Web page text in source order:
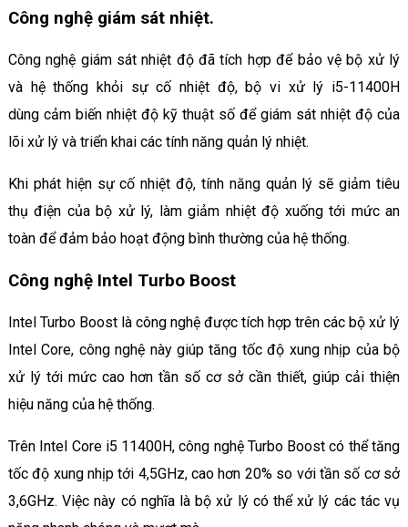
Công nghệ giám sát nhiệt.
Công nghệ giám sát nhiệt độ đã tích hợp để bảo vệ bộ xử lý
và hệ thống khỏi sự cố nhiệt độ, bộ vi xử lý i5-11400H
dùng cảm biến nhiệt độ kỹ thuật số để giám sát nhiệt độ của
lõi xử lý và triển khai các tính năng quản lý nhiệt.
Khi phát hiện sự cố nhiệt độ, tính năng quản lý sẽ giảm tiêu
thụ điện của bộ xử lý, làm giảm nhiệt độ xuống tới mức an
toàn để đảm bảo hoạt động bình thường của hệ thống.
Công nghệ Intel Turbo Boost
Intel Turbo Boost là công nghệ được tích hợp trên các bộ xử lý
Intel Core, công nghệ này giúp tăng tốc độ xung nhịp của bộ
xử lý tới mức cao hơn tần số cơ sở cần thiết, giúp cải thiện
hiệu năng của hệ thống.
Trên Intel Core i5 11400H, công nghệ Turbo Boost có thể tăng
tốc độ xung nhịp tới 4,5GHz, cao hơn 20% so với tần số cơ sở
3,6GHz. Việc này có nghĩa là bộ xử lý có thể xử lý các tác vụ